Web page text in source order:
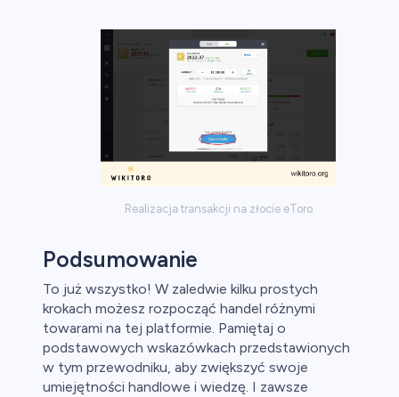
Realizacja transakcji na złocie eToro
Podsumowanie
To już wszystko! W zaledwie kilku prostych
krokach możesz rozpocząć handel różnymi
towarami na tej platformie. Pamiętaj o
podstawowych wskazówkach przedstawionych
w tym przewodniku, aby zwiększyć swoje
umiejętności handlowe i wiedzę. I zawsze